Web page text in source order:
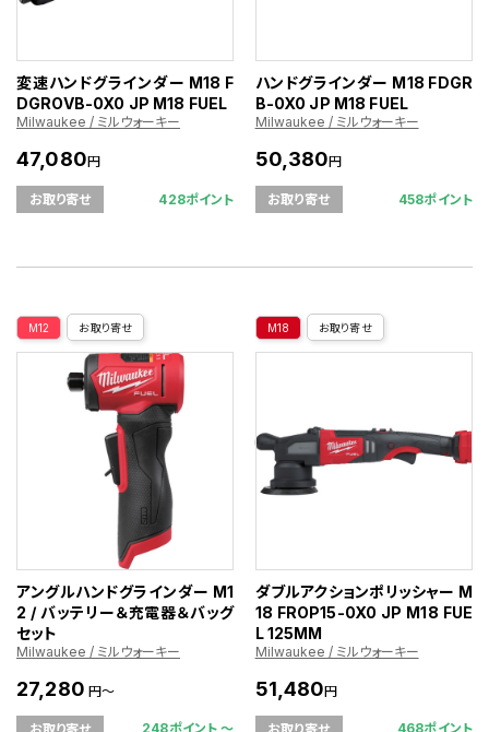
変速ハンドグラインダー M18 F
DGROVB-0X0 JP M18 FUEL
Milwaukee / ミルウォーキー
47,080円
お取り寄せ 428ポイント
ハンドグラインダー M18 FDGR
B-0X0 JP M18 FUEL
Milwaukee / ミルウォーキー
50,380円
お取り寄せ 458ポイント
M12 お取り寄せ
アングルハンドグラインダー M1
2 / バッテリー＆充電器＆バッグ
セット
Milwaukee / ミルウォーキー
27,280 円～
248ポイント 〜
M18 お取り寄せ
ダブルアクションポリッシャー M
18 FROP15-0X0 JP M18 FUE
L 125MM
Milwaukee / ミルウォーキー
51,480円
468ポイント